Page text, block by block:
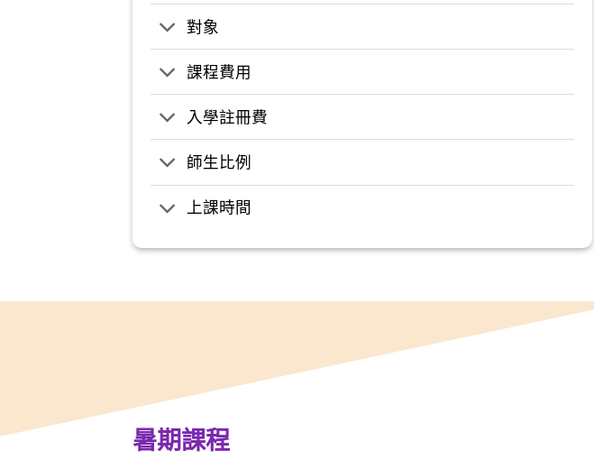
對象
課程費用
入學註冊費
師生比例
上課時間
暑期課程